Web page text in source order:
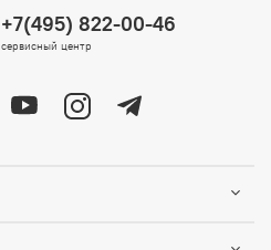
+7(495) 822-00-46
сервисный центр